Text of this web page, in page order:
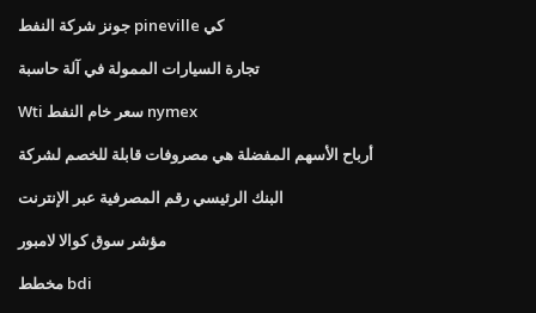
جونز شركة النفط pineville كي
تجارة السيارات الممولة في آلة حاسبة
Wti سعر خام النفط nymex
أرباح الأسهم المفضلة هي مصروفات قابلة للخصم لشركة
البنك الرئيسي رقم المصرفية عبر الإنترنت
مؤشر سوق كوالا لامبور
مخطط bdi